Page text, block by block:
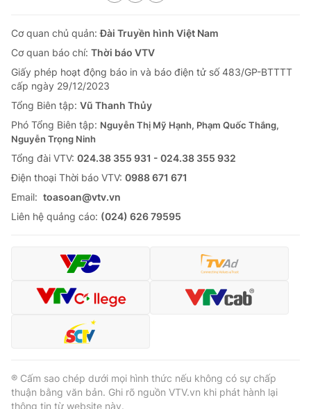
Cơ quan chủ quản:Đài Truyền hình Việt Nam
Cơ quan báo chí: Thời báo VTV
Giấy phép hoạt động báo in và báo điện tử số 483/GP-BTTTT
cấp ngày 29/12/2023
Tổng Biên tập: Vũ Thanh Thủy
Phó Tổng Biên tập: Nguyễn Thị Mỹ Hạnh, Phạm Quốc Thắng,
Nguyễn Trọng Ninh
Tổng đài VTV: 024.38 355 931 - 024.38 355 932
Ðiện thoại Thời báo VTV: 0988 671 671
Email: toasoan@vtv.vn
Liên hệ quảng cáo: (024) 626 79595
® Cấm sao chép dưới mọi hình thức nếu không có sự chấp
thuận bằng văn bản. Ghi rõ nguồn VTV.vn khi phát hành lại
thông tin từ website này.